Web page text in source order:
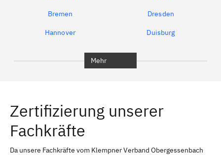
Bremen Dresden
Hannover Duisburg
Erlangen Bamberg
Bayreuth
Mehr
Zertifizierung unserer
Fachkräfte
Da unsere Fachkräfte vom Klempner Verband Obergessenbach